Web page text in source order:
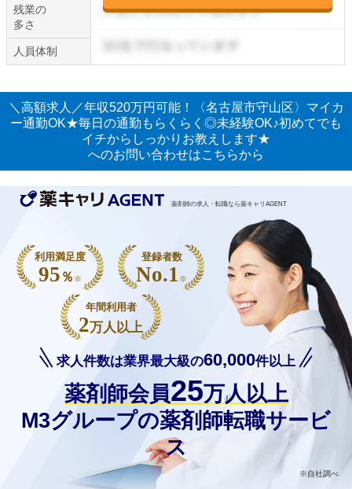
残業の
多さ
人員体制
＼高額求人／年収520万円可能！〈名古屋市守山区〉マイカ
ー通勤OK★毎日の通勤もらくらく◎未経験OK♪初めてでも
イチからしっかりお教えします★
へのお問い合わせはこちらから
薬剤師の求人・転職なら薬キャリAGENT
求人件数は業界最大級の60,000件以上
薬剤師会員25万人以上
M3グループの薬剤師転職サービ
ス
※自社調べ
利用満足度
95 ％ ※
登録者数
No.1 ※
年間利用者
2万人以上